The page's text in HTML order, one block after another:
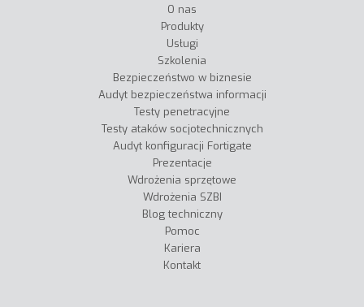
O nas
Produkty
Usługi
Szkolenia
Bezpieczeństwo w biznesie
Audyt bezpieczeństwa informacji
Testy penetracyjne
Testy ataków socjotechnicznych
Audyt konfiguracji Fortigate
Prezentacje
Wdrożenia sprzętowe
Wdrożenia SZBI
Blog techniczny
Pomoc
Kariera
Kontakt